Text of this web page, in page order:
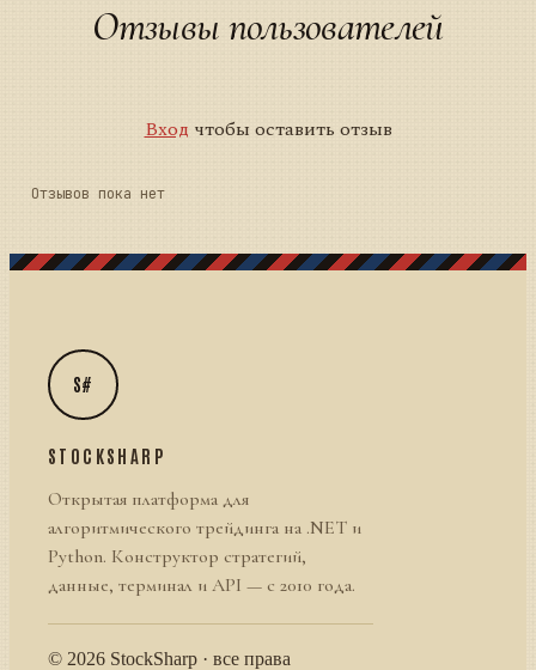
Отзывы пользователей
Вход чтобы оставить отзыв
Отзывов пока нет
S#
STOCKSHARP
Открытая платформа для
алгоритмического трейдинга на .NET и
Python. Конструктор стратегий,
данные, терминал и API — с 2010 года.
© 2026 StockSharp · все права